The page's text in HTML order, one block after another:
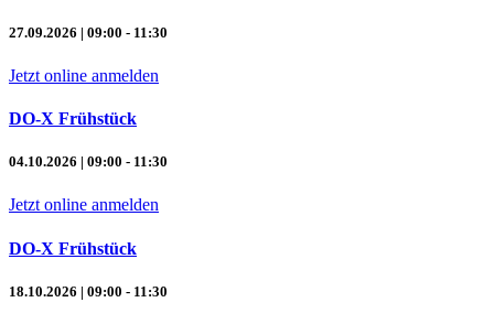
27.09.2026 | 09:00 - 11:30
Jetzt online anmelden
DO-X Frühstück
04.10.2026 | 09:00 - 11:30
Jetzt online anmelden
DO-X Frühstück
18.10.2026 | 09:00 - 11:30